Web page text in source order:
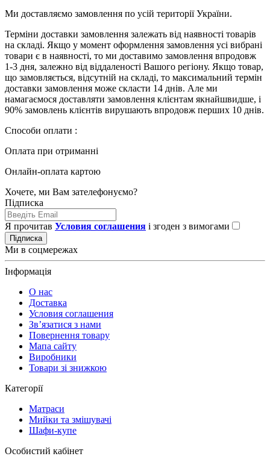
Ми доставляємо замовлення по усій території України.
Терміни доставки замовлення залежать від наявності товарів
на складі. Якщо у момент оформлення замовлення усі вибрані
товари є в наявності, то ми доставимо замовлення впродовж
1-3 дня, залежно від віддаленості Вашого регіону. Якщо товар,
що замовляється, відсутній на складі, то максимальний термін
доставки замовлення може скласти 14 днів. Але ми
намагаємося доставляти замовлення клієнтам якнайшвидше, і
90% замовлень клієнтів вирушають впродовж перших 10 днів.
Способи оплати :
Оплата при отриманні
Онлайн-оплата картою
Хочете, ми Вам зателефонуємо?
Підписка
Я прочитав Условия соглашения і згоден з вимогами
Підписка
Ми в соцмережах
Інформація
О нас
Доставка
Условия соглашения
Зв’язатися з нами
Повернення товару
Мапа сайту
Виробники
Товари зі знижкою
Категорії
Матраси
Мийки та змішувачі
Шафи-купе
Особистий кабінет